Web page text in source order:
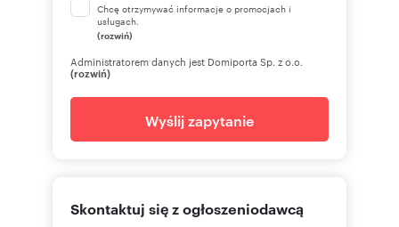
Chcę otrzymywać informacje o promocjach i
usługach.
(rozwiń)
Administratorem danych jest Domiporta Sp. z o.o.
(rozwiń)
Wyślij zapytanie
Skontaktuj się z ogłoszeniodawcą